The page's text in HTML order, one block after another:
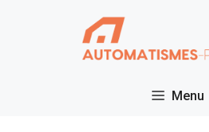
Menu